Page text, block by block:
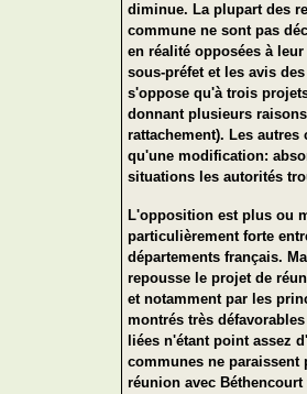
diminue. La plupart des
commune ne sont pas
en réalité opposées à
sous-préfet et les avis
s'oppose qu'à trois
donnant plusieurs
rattachement). Les
qu'une modification:
situations les autorités
L'opposition est plus ou
particulièrement forte
départements français.
repousse le projet de
et notamment par les
montrés très
liées n'étant point assez
communes ne paraissent
réunion avec